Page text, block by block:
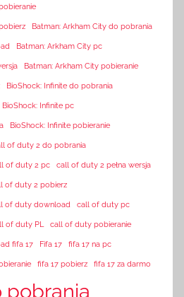
Batman: Arkham City do pobrania
Batman: Arkham City pc
Batman: Arkham City pobieranie
BioShock: Infinite do pobrania
BioShock: Infinite pc
BioShock: Infinite pobieranie
of duty 2 do pobrania
of duty 2 pc call of duty 2 pełna wersja
of duty 2 pobierz
of duty download call of duty pc
of duty PL call of duty pobieranie
fifa 17 Fifa 17 fifa 17 na pc
fifa 17 pobierz fifa 17 za darmo
pobrania